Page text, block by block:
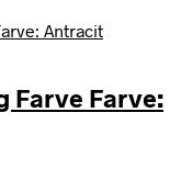
Farve Farve: